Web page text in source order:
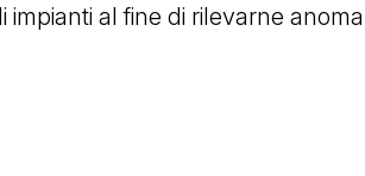
impianti al fine di rilevarne